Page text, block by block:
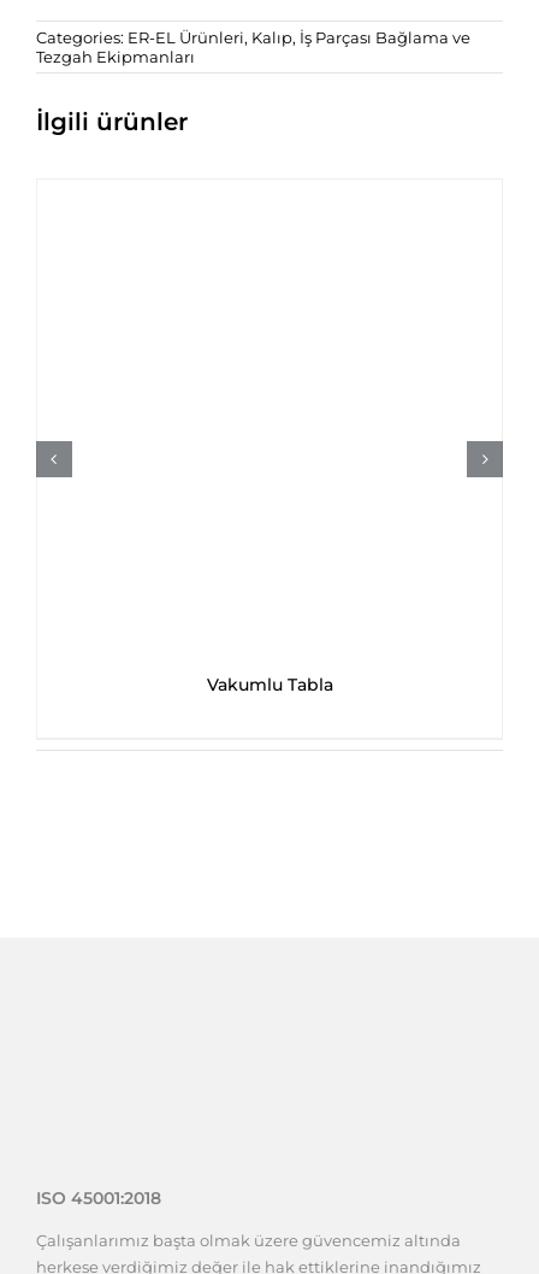
Categories: ER-EL Ürünleri, Kalıp, İş Parçası Bağlama ve
Tezgah Ekipmanları
İlgili ürünler
Vakumlu Tabla
ISO 45001:2018
Çalışanlarımız başta olmak üzere güvencemiz altında
herkese verdiğimiz değer ile hak ettiklerine inandığımız